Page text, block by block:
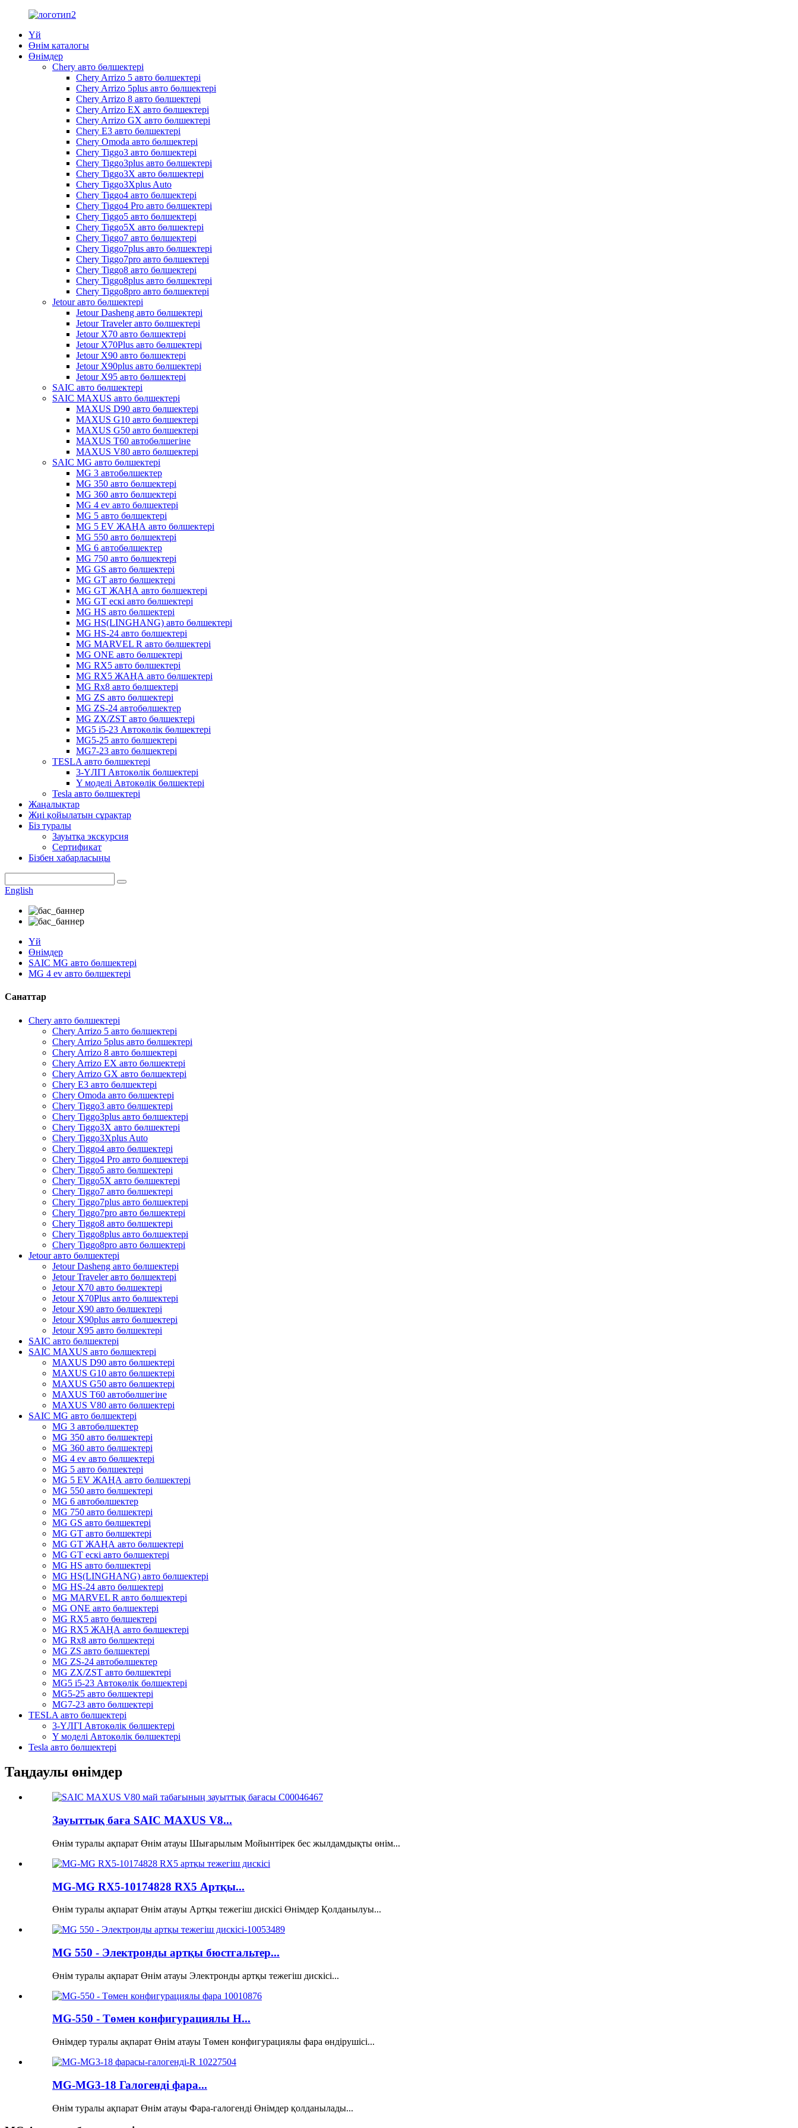
Үй
Өнім каталогы
Өнімдер
Chery авто бөлшектері
Chery Arrizo 5 авто бөлшектері
Chery Arrizo 5plus авто бөлшектері
Chery Arrizo 8 авто бөлшектері
Chery Arrizo EX авто бөлшектері
Chery Arrizo GX авто бөлшектері
Chery E3 авто бөлшектері
Chery Omoda авто бөлшектері
Chery Tiggo3 авто бөлшектері
Chery Tiggo3plus авто бөлшектері
Chery Tiggo3X авто бөлшектері
Chery Tiggo3Xplus Auto
Chery Tiggo4 авто бөлшектері
Chery Tiggo4 Pro авто бөлшектері
Chery Tiggo5 авто бөлшектері
Chery Tiggo5X авто бөлшектері
Chery Tiggo7 авто бөлшектері
Chery Tiggo7plus авто бөлшектері
Chery Tiggo7pro авто бөлшектері
Chery Tiggo8 авто бөлшектері
Chery Tiggo8plus авто бөлшектері
Chery Tiggo8pro авто бөлшектері
Jetour авто бөлшектері
Jetour Dasheng авто бөлшектері
Jetour Traveler авто бөлшектері
Jetour X70 авто бөлшектері
Jetour X70Plus авто бөлшектері
Jetour X90 авто бөлшектері
Jetour X90plus авто бөлшектері
Jetour X95 авто бөлшектері
SAIC авто бөлшектері
SAIC MAXUS авто бөлшектері
MAXUS D90 авто бөлшектері
MAXUS G10 авто бөлшектері
MAXUS G50 авто бөлшектері
MAXUS T60 автобөлшегіне
MAXUS V80 авто бөлшектері
SAIC MG авто бөлшектері
MG 3 автобөлшектер
MG 350 авто бөлшектері
MG 360 авто бөлшектері
MG 4 ev авто бөлшектері
MG 5 авто бөлшектері
MG 5 EV ЖАҢА авто бөлшектері
MG 550 авто бөлшектері
MG 6 автобөлшектер
MG 750 авто бөлшектері
MG GS авто бөлшектері
MG GT авто бөлшектері
MG GT ЖАҢА авто бөлшектері
MG GT ескі авто бөлшектері
MG HS авто бөлшектері
MG HS(LINGHANG) авто бөлшектері
MG HS-24 авто бөлшектері
MG MARVEL R авто бөлшектері
MG ONE авто бөлшектері
MG RX5 авто бөлшектері
MG RX5 ЖАҢА авто бөлшектері
MG Rx8 авто бөлшектері
MG ZS авто бөлшектері
MG ZS-24 автобөлшектер
MG ZX/ZST авто бөлшектері
MG5 i5-23 Автокөлік бөлшектері
MG5-25 авто бөлшектері
MG7-23 авто бөлшектері
TESLA авто бөлшектері
3-ҮЛГІ Автокөлік бөлшектері
Y моделі Автокөлік бөлшектері
Tesla авто бөлшектері
Жаңалықтар
Жиі қойылатын сұрақтар
Біз туралы
Зауытқа экскурсия
Сертификат
Бізбен хабарласыңы
English
Үй
Өнімдер
SAIC MG авто бөлшектері
MG 4 ev авто бөлшектері
Санаттар
Chery авто бөлшектері
Chery Arrizo 5 авто бөлшектері
Chery Arrizo 5plus авто бөлшектері
Chery Arrizo 8 авто бөлшектері
Chery Arrizo EX авто бөлшектері
Chery Arrizo GX авто бөлшектері
Chery E3 авто бөлшектері
Chery Omoda авто бөлшектері
Chery Tiggo3 авто бөлшектері
Chery Tiggo3plus авто бөлшектері
Chery Tiggo3X авто бөлшектері
Chery Tiggo3Xplus Auto
Chery Tiggo4 авто бөлшектері
Chery Tiggo4 Pro авто бөлшектері
Chery Tiggo5 авто бөлшектері
Chery Tiggo5X авто бөлшектері
Chery Tiggo7 авто бөлшектері
Chery Tiggo7plus авто бөлшектері
Chery Tiggo7pro авто бөлшектері
Chery Tiggo8 авто бөлшектері
Chery Tiggo8plus авто бөлшектері
Chery Tiggo8pro авто бөлшектері
Jetour авто бөлшектері
Jetour Dasheng авто бөлшектері
Jetour Traveler авто бөлшектері
Jetour X70 авто бөлшектері
Jetour X70Plus авто бөлшектері
Jetour X90 авто бөлшектері
Jetour X90plus авто бөлшектері
Jetour X95 авто бөлшектері
SAIC авто бөлшектері
SAIC MAXUS авто бөлшектері
MAXUS D90 авто бөлшектері
MAXUS G10 авто бөлшектері
MAXUS G50 авто бөлшектері
MAXUS T60 автобөлшегіне
MAXUS V80 авто бөлшектері
SAIC MG авто бөлшектері
MG 3 автобөлшектер
MG 350 авто бөлшектері
MG 360 авто бөлшектері
MG 4 ev авто бөлшектері
MG 5 авто бөлшектері
MG 5 EV ЖАҢА авто бөлшектері
MG 550 авто бөлшектері
MG 6 автобөлшектер
MG 750 авто бөлшектері
MG GS авто бөлшектері
MG GT авто бөлшектері
MG GT ЖАҢА авто бөлшектері
MG GT ескі авто бөлшектері
MG HS авто бөлшектері
MG HS(LINGHANG) авто бөлшектері
MG HS-24 авто бөлшектері
MG MARVEL R авто бөлшектері
MG ONE авто бөлшектері
MG RX5 авто бөлшектері
MG RX5 ЖАҢА авто бөлшектері
MG Rx8 авто бөлшектері
MG ZS авто бөлшектері
MG ZS-24 автобөлшектер
MG ZX/ZST авто бөлшектері
MG5 i5-23 Автокөлік бөлшектері
MG5-25 авто бөлшектері
MG7-23 авто бөлшектері
TESLA авто бөлшектері
3-ҮЛГІ Автокөлік бөлшектері
Y моделі Автокөлік бөлшектері
Tesla авто бөлшектері
Таңдаулы өнімдер
Зауыттық баға SAIC MAXUS V8...
Өнім туралы ақпарат Өнім атауы Шығарылым Мойынтірек бес жылдамдықты өнім...
MG-MG RX5-10174828 RX5 Артқы...
Өнім туралы ақпарат Өнім атауы Артқы тежегіш дискісі Өнімдер Қолданылуы...
MG 550 - Электронды артқы бюстгальтер...
Өнім туралы ақпарат Өнім атауы Электронды артқы тежегіш дискісі...
MG-550 - Төмен конфигурациялы H...
Өнімдер туралы ақпарат Өнім атауы Төмен конфигурациялы фара өндірушісі...
MG-MG3-18 Галогенді фара...
Өнім туралы ақпарат Өнім атауы Фара-галогенді Өнімдер қолданылады...